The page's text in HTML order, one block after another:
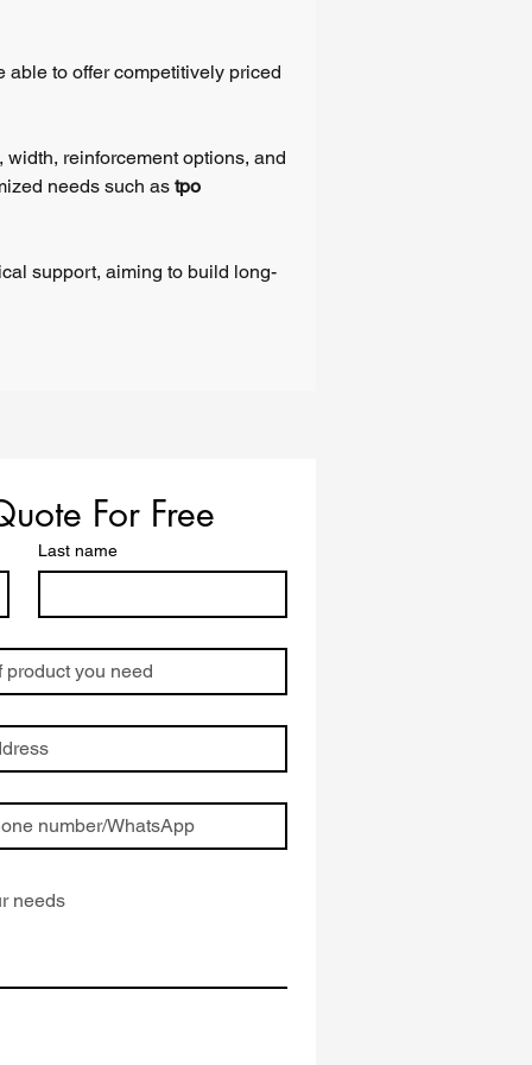
y
able to offer competitively priced
reinforcement options, and
needs such as tpo
support, aiming to build long-
For Free
Last name